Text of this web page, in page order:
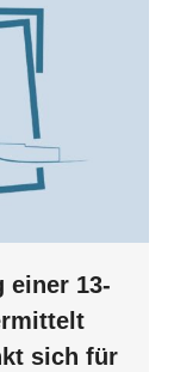
einer 13-
sich für